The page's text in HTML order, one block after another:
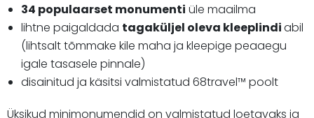
34 populaarset monumenti üle maailma
lihtne paigaldada tagaküljel oleva kleeplindiabil
(lihtsalt tõmmake kile maha ja kleepige peaaegu
igale tasasele pinnale)
disainitud ja käsitsi valmistatud 68travel™ poolt
Üksikud minimonumendid on valmistatud loetavaks ja